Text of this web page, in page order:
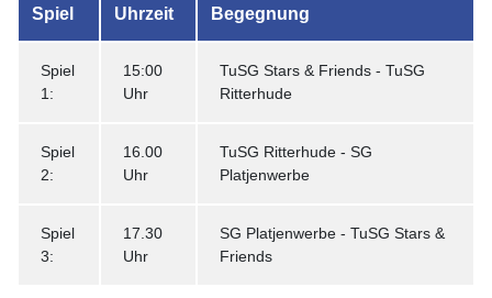
Spiel Uhrzeit Begegnung
Spiel
1:
15:00
Uhr
TuSG Stars & Friends - TuSG
Ritterhude
Spiel
2:
16.00
Uhr
TuSG Ritterhude - SG
Platjenwerbe
Spiel
3:
17.30
Uhr
SG Platjenwerbe - TuSG Stars &
Friends